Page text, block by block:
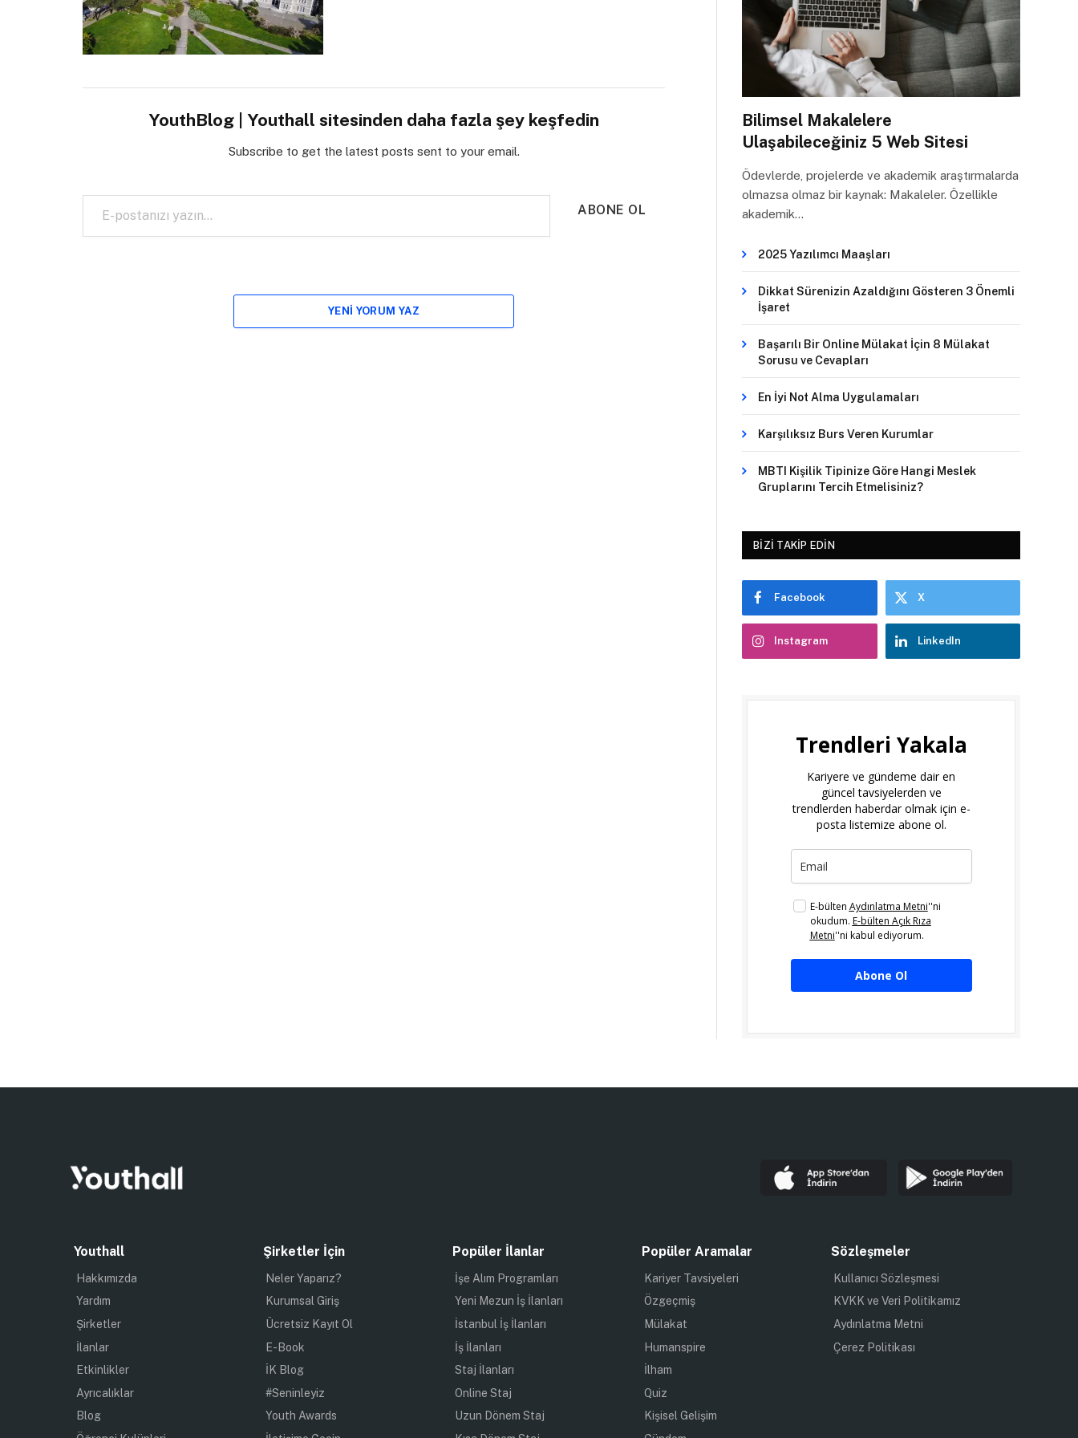
YouthBlog | Youthall sitesinden daha fazla şey keşfedin
Subscribe to get the latest posts sent to your email.
E-postanızı yazın…
ABONE OL
YENI YORUM YAZ
Bilimsel Makalelere
Ulaşabileceğiniz 5 Web Sitesi
Ödevlerde, projelerde ve akademik araştırmalarda
olmazsa olmaz bir kaynak: Makaleler. Özellikle
akademik…
2025 Yazılımcı Maaşları
Dikkat Sürenizin Azaldığını Gösteren 3 Önemli
İşaret
Başarılı Bir Online Mülakat İçin 8 Mülakat
Sorusu ve Cevapları
En İyi Not Alma Uygulamaları
Karşılıksız Burs Veren Kurumlar
MBTI Kişilik Tipinize Göre Hangi Meslek
Gruplarını Tercih Etmelisiniz?
BIZI TAKIP EDIN
Facebook X
Instagram LinkedIn
Trendleri Yakala
Kariyere ve gündeme dair en
güncel tavsiyelerden ve
trendlerden haberdar olmak için e-
posta listemize abone ol.
E-bülten Aydınlatma Metni''ni
okudum. E-bülten Açık Rıza
Metni''ni kabul ediyorum.
Abone Ol
Youthall
Hakkımızda
Yardım
Şirketler
İlanlar
Etkinlikler
Ayrıcalıklar
Blog
Şirketler İçin
Neler Yaparız?
Kurumsal Giriş
Ücretsiz Kayıt Ol
E-Book
İK Blog
#Seninleyiz
Youth Awards
Popüler İlanlar
İşe Alım Programları
Yeni Mezun İş İlanları
İstanbul İş İlanları
İş İlanları
Staj İlanları
Online Staj
Uzun Dönem Staj
Popüler Aramalar
Kariyer Tavsiyeleri
Özgeçmiş
Mülakat
Humanspire
İlham
Quiz
Kişisel Gelişim
Sözleşmeler
Kullanıcı Sözleşmesi
KVKK ve Veri Politikamız
Aydınlatma Metni
Çerez Politikası